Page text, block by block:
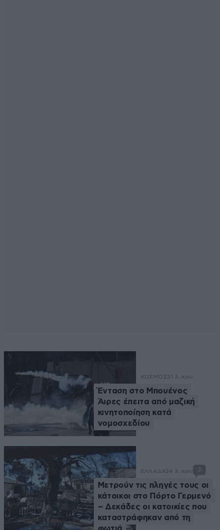
ΚΟΣΜΟΣ31 λ. πριν
Ένταση στο Μπουένος
Άιρες έπειτα από μαζική
κινητοποίηση κατά
νομοσχεδίου
ΕΛΛΑΔΑ34 λ. πριν 2
Μετρούν τις πληγές τους οι
κάτοικοι στο Πόρτο Γερμενό
– Δεκάδες οι κατοικίες που
καταστράφηκαν από τη
φωτιά